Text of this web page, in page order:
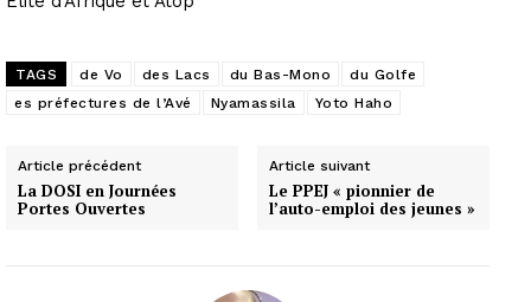
TAGS de Vo des Lacs du Bas-Mono
du Golfe
es préfectures de l’Avé
Nyamassila Yoto Haho
Article précédent
La DOSI en Journées
Portes Ouvertes
Article suivant
Le PPEJ « pionnier de
l’auto-emploi des jeunes »